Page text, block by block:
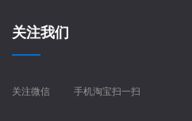
关注我们
关注微信 手机淘宝扫一扫